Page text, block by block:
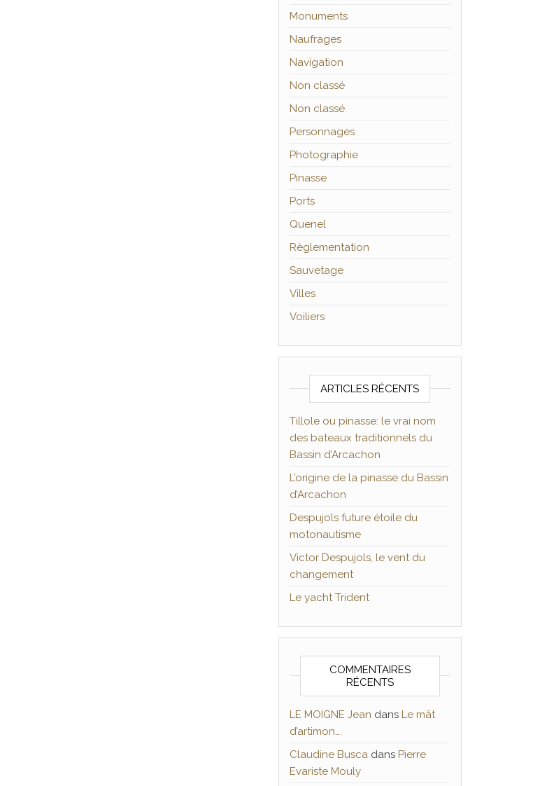
Monuments
Naufrages
Navigation
Non classé
Non classé
Personnages
Photographie
Pinasse
Ports
Quenel
Règlementation
Sauvetage
Villes
Voiliers
ARTICLES RÉCENTS
Tillole ou pinasse: le vrai nom
des bateaux traditionnels du
Bassin d’Arcachon
L’origine de la pinasse du Bassin
d’Arcachon
Despujols future étoile du
motonautisme
Victor Despujols, le vent du
changement
Le yacht Trident
COMMENTAIRES
RÉCENTS
LE MOIGNE Jean dans Le mât
d’artimon….
Claudine Buscadans Pierre
Evariste Mouly